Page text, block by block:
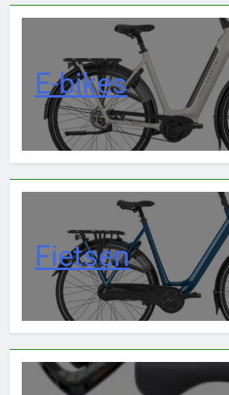
E-bikes
Fietsen